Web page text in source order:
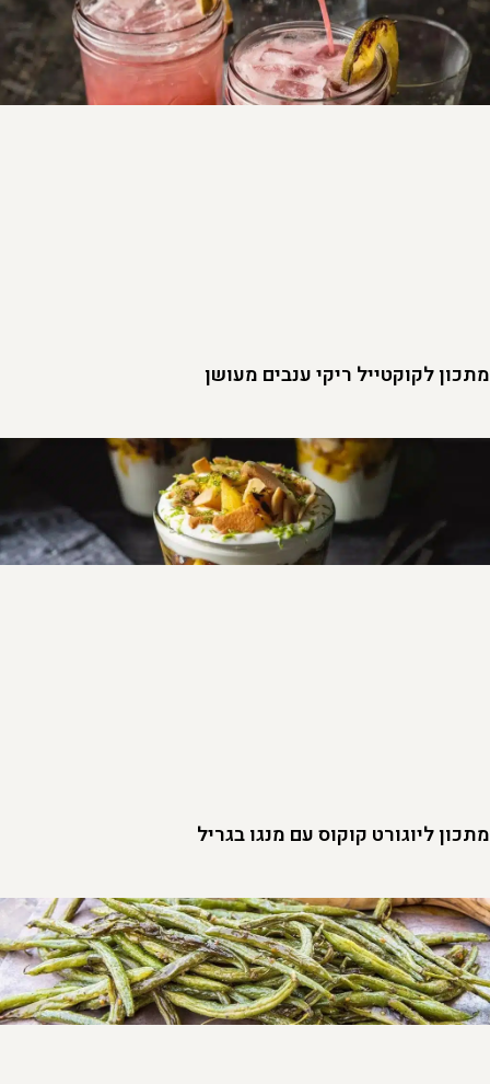
מתכון לקוקטייל ריקי ענבים מעושן
מתכון ליוגורט קוקוס עם מנגו בגריל